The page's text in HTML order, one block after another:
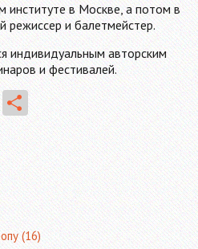
институте в Москве, а потом в
режиссер и балетмейстер.
индивидуальным авторским
и фестивалей.
О
тп
ра
в
ит
ь
(16)